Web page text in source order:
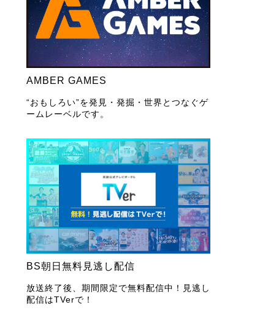
AMBER GAMES
“おもしろい”を発見・発掘・世界とつなぐゲ
ームレーベルです。
BS朝日無料見逃し配信
放送終了後、期間限定で無料配信中！見逃し
配信はTVerで！